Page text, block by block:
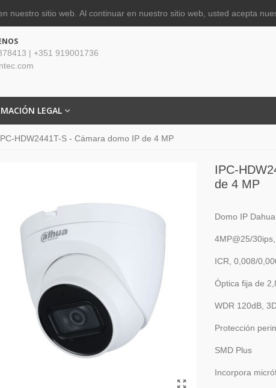
| +351 919001736
LEGAL
HDW2441T-S - Cámara domo IP de 4 MP
IPC-
de 4 MP
Domo IP
4MP@25/
ICR, 0,008/
Óptica fija de
WDR 120dB,
Protección
SMD Plus
Incorpora
nuestro sitio web. Al continuar en nuestro sitio web, usted acepta